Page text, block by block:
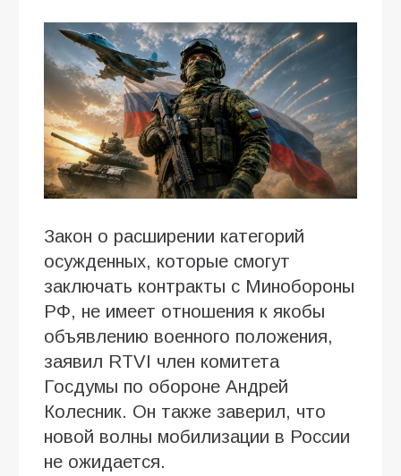
Закон о расширении категорий
осужденных, которые смогут
заключать контракты с Минобороны
РФ, не имеет отношения к якобы
объявлению военного положения,
заявил RTVI член комитета
Госдумы по обороне Андрей
Колесник. Он также заверил, что
новой волны мобилизации в России
не ожидается.